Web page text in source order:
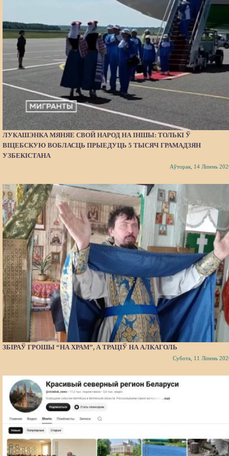
ЛУКАШЭНКА МЯНЯЕ СВОЙ НАРОД НА ІНШЫ: ТОЛЬКІ Ў
ВІЦЕБСКУЮ ВОБЛАСЦЬ ПРЫЕДУЦЬ 5 ТЫСЯЧ ГРАМАДЗЯН
УЗБЕКІСТАНА
Аўторак, 14 Ліпень
ЗБІРАЎ ГРОШЫ “НА ХРАМ”, А ТРАЦІЎ НА АЛКАГОЛЬ
Субота, 11 Ліпень